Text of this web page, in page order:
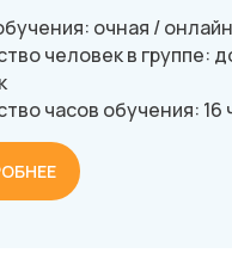
очная / онлайн
человек в группе:
часов обучения: 16